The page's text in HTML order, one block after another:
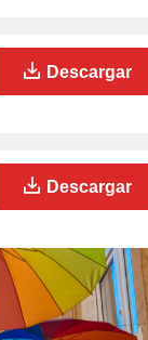
Descargar
Descargar